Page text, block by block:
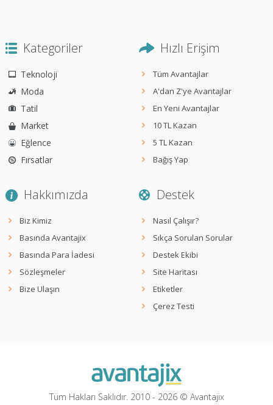
Kategoriler
Teknoloji
Moda
Tatil
Market
Eğlence
Fırsatlar
Hızlı Erişim
Tüm Avantajlar
A'dan Z'ye Avantajlar
En Yeni Avantajlar
10 TL Kazan
5 TL Kazan
Bağış Yap
Hakkımızda
Biz Kimiz
Basında Avantajix
Basında Para İadesi
Sözleşmeler
Bize Ulaşın
Destek
Nasıl Çalışır?
Sıkça Sorulan Sorular
Destek Ekibi
Site Haritası
Etiketler
Çerez Testi
Tüm Hakları Saklıdır. 2010 - 2026© Avantajix